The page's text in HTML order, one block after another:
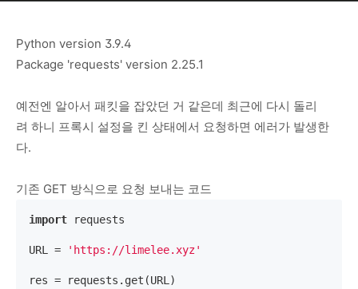
Python version 3.9.4
Package 'requests' version 2.25.1
예전엔 알아서 패킷을 잡았던 거 같은데 최근에 다시 돌리
려 하니 프록시 설정을 킨 상태에서 요청하면 에러가 발생한
다.
기존 GET 방식으로 요청 보내는 코드
import requests
URL = 'https://limelee.xyz'
res = requests.get(URL)